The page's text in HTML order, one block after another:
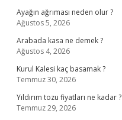
Ayağın ağrıması neden olur ?
Ağustos 5, 2026
Arabada kasa ne demek ?
Ağustos 4, 2026
Kurul Kalesi kaç basamak ?
Temmuz 30, 2026
Yıldırım tozu fiyatları ne kadar ?
Temmuz 29, 2026